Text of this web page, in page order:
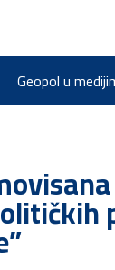
Geopol u